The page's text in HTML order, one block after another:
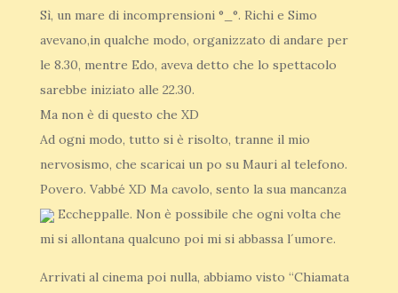
Sì, un mare di incomprensioni °_°. Richi e Simo
avevano,in qualche modo, organizzato di andare per
le 8.30, mentre Edo, aveva detto che lo spettacolo
sarebbe iniziato alle 22.30.
Ma non è di questo che XD
Ad ogni modo, tutto si è risolto, tranne il mio
nervosismo, che scaricai un po su Mauri al telefono.
Povero. Vabbé XD Ma cavolo, sento la sua mancanza
Eccheppalle. Non è possibile che ogni volta che
mi si allontana qualcuno poi mi si abbassa l´umore.
Arrivati al cinema poi nulla, abbiamo visto “Chiamata